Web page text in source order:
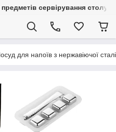
сервірування
для напоїв з нержавіючої сталі